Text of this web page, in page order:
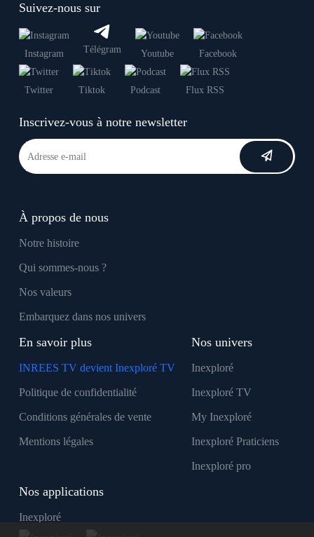
Suivez-nous sur
Instagram Télégram Youtube Facebook
Twitter Tiktok Podcast Flux RSS
Inscrivez-vous à notre newsletter
À propos de nous
Notre histoire
Qui sommes-nous ?
Nos valeurs
Embarquez dans nos univers
En savoir plus
INREES TV devient Inexploré TV
Politique de confidentialité
Conditions générales de vente
Mentions légales
Nos univers
Inexploré
Inexploré TV
My Inexploré
Inexploré Praticiens
Inexploré pro
Nos applications
Inexploré